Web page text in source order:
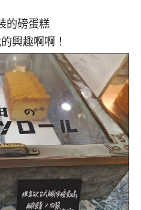
的磅蛋糕
興趣啊啊！